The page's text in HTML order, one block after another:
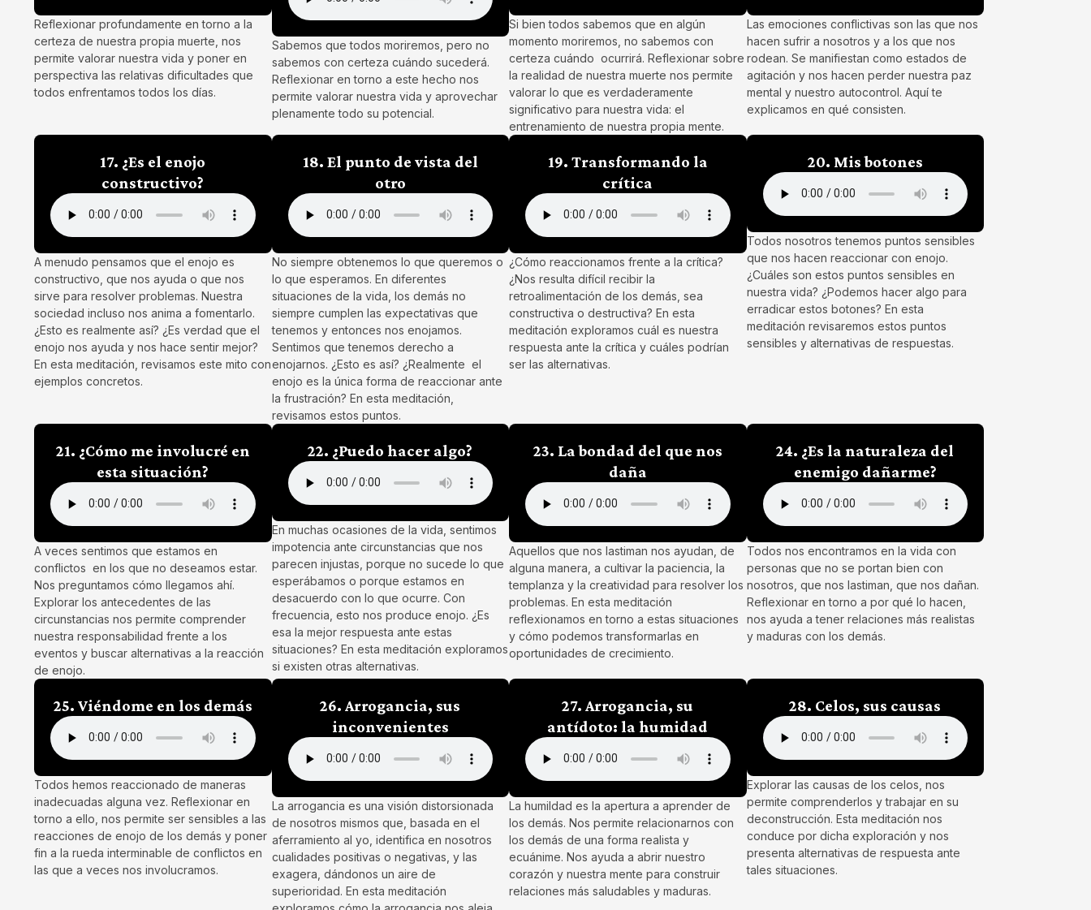
Reflexionar profundamente en torno a la
certeza de nuestra propia muerte, nos
permite valorar nuestra vida y poner en
perspectiva las relativas dificultades que
todos enfrentamos todos los días.
Sabemos que todos moriremos, pero no
sabemos con certeza cuándo sucederá.
Reflexionar en torno a este hecho nos
permite valorar nuestra vida y aprovechar
plenamente todo su potencial.
Si bien todos sabemos que en algún
momento moriremos, no sabemos con
certeza cuándo ocurrirá. Reflexionar sobre
la realidad de nuestra muerte nos permite
valorar lo que es verdaderamente
significativo para nuestra vida: el
entrenamiento de nuestra propia mente.
Las emociones conflictivas son las que nos
hacen sufrir a nosotros y a los que nos
rodean. Se manifiestan como estados de
agitación y nos hacen perder nuestra paz
mental y nuestro autocontrol. Aquí te
explicamos en qué consisten.
17. ¿Es el enojo
constructivo?
A menudo pensamos que el enojo es
constructivo, que nos ayuda o que nos
sirve para resolver problemas. Nuestra
sociedad incluso nos anima a fomentarlo.
¿Esto es realmente así? ¿Es verdad que el
enojo nos ayuda y nos hace sentir mejor?
En esta meditación, revisamos este mito con
ejemplos concretos.
18. El punto de vista del
otro
No siempre obtenemos lo que queremos o
lo que esperamos. En diferentes
situaciones de la vida, los demás no
siempre cumplen las expectativas que
tenemos y entonces nos enojamos.
Sentimos que tenemos derecho a
enojarnos. ¿Esto es así? ¿Realmente el
enojo es la única forma de reaccionar ante
la frustración? En esta meditación,
revisamos estos puntos.
19. Transformando la
crítica
¿Cómo reaccionamos frente a la crítica?
¿Nos resulta difícil recibir la
retroalimentación de los demás, sea
constructiva o destructiva? En esta
meditación exploramos cuál es nuestra
respuesta ante la crítica y cuáles podrían
ser las alternativas.
20. Mis botones
Todos nosotros tenemos puntos sensibles
que nos hacen reaccionar con enojo.
¿Cuáles son estos puntos sensibles en
nuestra vida? ¿Podemos hacer algo para
erradicar estos botones? En esta
meditación revisaremos estos puntos
sensibles y alternativas de respuestas.
21. ¿Cómo me involucré en
esta situación?
A veces sentimos que estamos en
conflictos en los que no deseamos estar.
Nos preguntamos cómo llegamos ahí.
Explorar los antecedentes de las
circunstancias nos permite comprender
nuestra responsabilidad frente a los
eventos y buscar alternativas a la reacción
de enojo.
22. ¿Puedo hacer algo?
En muchas ocasiones de la vida, sentimos
impotencia ante circunstancias que nos
parecen injustas, porque no sucede lo que
esperábamos o porque estamos en
desacuerdo con lo que ocurre. Con
frecuencia, esto nos produce enojo. ¿Es
esa la mejor respuesta ante estas
situaciones? En esta meditación exploramos
si existen otras alternativas.
23. La bondad del que nos
daña
Aquellos que nos lastiman nos ayudan, de
alguna manera, a cultivar la paciencia, la
templanza y la creatividad para resolver los
problemas. En esta meditación
reflexionamos en torno a estas situaciones
y cómo podemos transformarlas en
oportunidades de crecimiento.
24. ¿Es la naturaleza del
enemigo dañarme?
Todos nos encontramos en la vida con
personas que no se portan bien con
nosotros, que nos lastiman, que nos dañan.
Reflexionar en torno a por qué lo hacen,
nos ayuda a tener relaciones más realistas
y maduras con los demás.
25. Viéndome en los demás
Todos hemos reaccionado de maneras
inadecuadas alguna vez. Reflexionar en
torno a ello, nos permite ser sensibles a las
reacciones de enojo de los demás y poner
fin a la rueda interminable de conflictos en
las que a veces nos involucramos.
26. Arrogancia, sus
inconvenientes
La arrogancia es una visión distorsionada
de nosotros mismos que, basada en el
aferramiento al yo, identifica en nosotros
cualidades positivas o negativas, y las
exagera, dándonos un aire de
superioridad. En esta meditación
27. Arrogancia, su
antídoto: la humidad
La humildad es la apertura a aprender de
los demás. Nos permite relacionarnos con
los demás de una forma realista y
ecuánime. Nos ayuda a abrir nuestro
corazón y nuestra mente para construir
relaciones más saludables y maduras.
28. Celos, sus causas
Explorar las causas de los celos, nos
permite comprenderlos y trabajar en su
deconstrucción. Esta meditación nos
conduce por dicha exploración y nos
presenta alternativas de respuesta ante
tales situaciones.